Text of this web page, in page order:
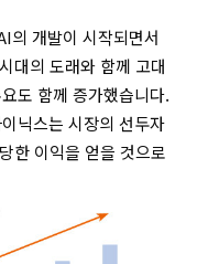
의 개발이 시작되면서
대의 도래와 함께 고대
도 함께 증가했습니다.
닉스는 시장의 선두자
한 이익을 얻을 것으로